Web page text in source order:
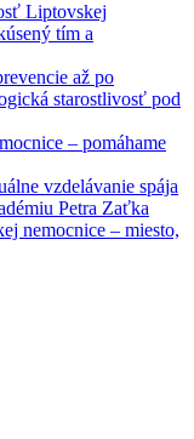
Liptovskej
tím a
až po
starostlivosť pod
– pomáhame
vzdelávanie spája
Petra Zaťka
nemocnice – miesto,